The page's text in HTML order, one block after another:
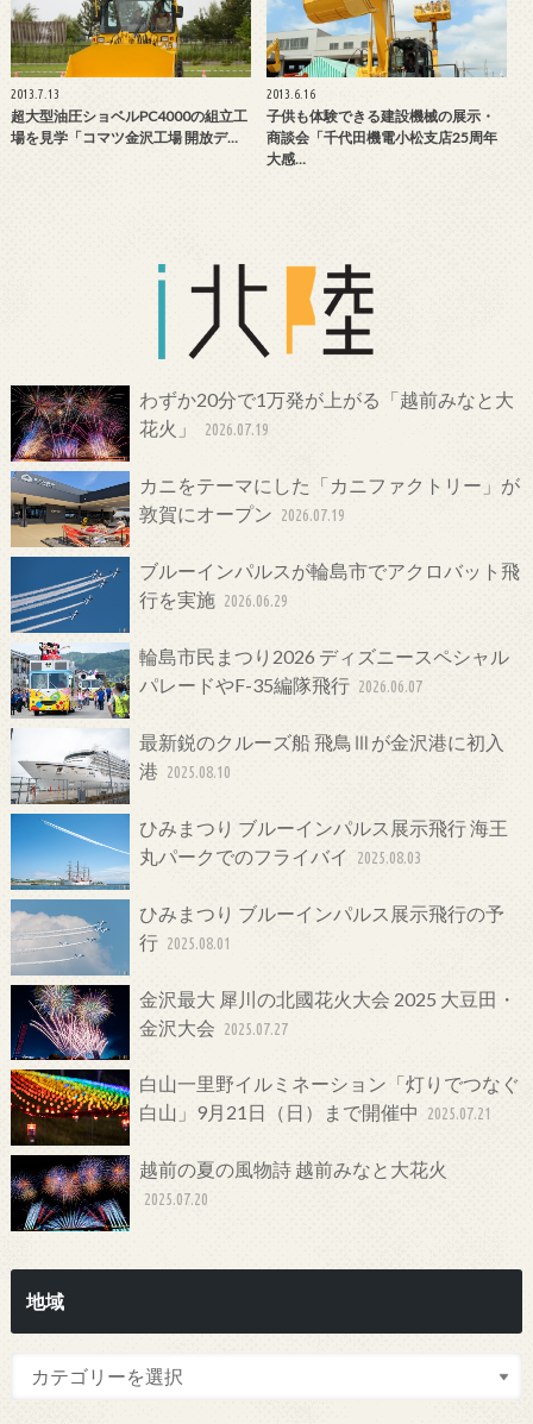
2013.7.13
超大型油圧ショベルPC4000の組立工
場を見学「コマツ金沢工場 開放デ…
2013.6.16
子供も体験できる建設機械の展示・
商談会「千代田機電小松支店25周年
大感…
わずか20分で1万発が上がる「越前みなと大
花火」
2026.07.19
カニをテーマにした「カニファクトリー」が
敦賀にオープン 2026.07.19
ブルーインパルスが輪島市でアクロバット飛
行を実施 2026.06.29
輪島市民まつり2026 ディズニースペシャル
パレードやF-35編隊飛行 2026.06.07
最新鋭のクルーズ船 飛鳥Ⅲが金沢港に初入
港 2025.08.10
ひみまつり ブルーインパルス展示飛行 海王
丸パークでのフライバイ
2025.08.03
ひみまつり ブルーインパルス展示飛行の予
行 2025.08.01
金沢最大 犀川の北國花火大会 2025 大豆田・
金沢大会 2025.07.27
白山一里野イルミネーション「灯りでつなぐ
白山」9月21日（日）まで開催中
2025.07.21
越前の夏の風物詩 越前みなと大花火
2025.07.20
地域